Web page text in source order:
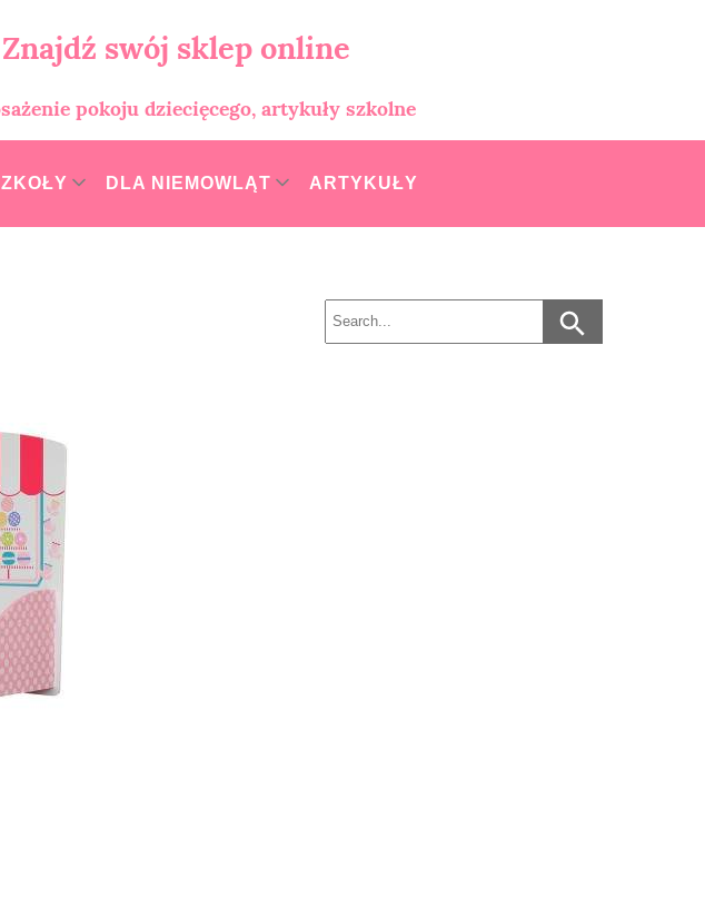
swój sklep online
pokoju dziecięcego, artykuły szkolne
DLA NIEMOWLĄT ARTYKUŁY